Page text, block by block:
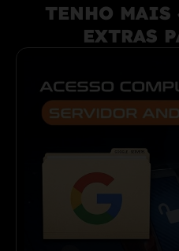
TENHO MAIS
EXTRAS